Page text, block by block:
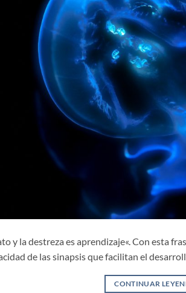
y la destreza es aprendizaje«. Con esta
de las sinapsis que facilitan el
CONTINUAR